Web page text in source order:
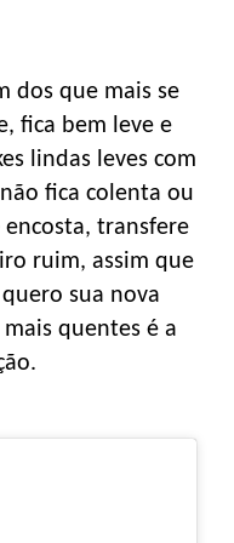
dos que mais se
fica bem leve e
lindas leves com
fica colenta ou
transfere
ruim, assim que
sua nova
quentes é a